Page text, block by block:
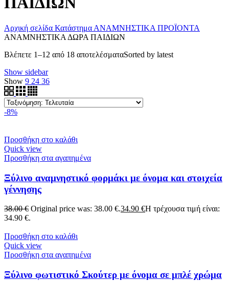
Αρχική σελίδα Κατάστημα ΑΝΑΜΝΗΣΤΙΚΑ ΠΡΟΪΟΝΤΑ
ΑΝΑΜΝΗΣΤΙΚΑ ΔΩΡΑ ΠΑΙΔΙΩΝ
Βλέπετε 1–12 από 18 αποτελέσματαSorted by latest
Show sidebar
Show 9 24 36
-8%
Προσθήκη στο καλάθι
Quick view
Προσθήκη στα αγαπημένα
Ξύλινο αναμνηστικό φορμάκι με όνομα και στοιχεία
γέννησης
38.00€ Original price was: 38.00 €.34.90 €Η τρέχουσα τιμή είναι:
34.90 €.
Προσθήκη στο καλάθι
Quick view
Προσθήκη στα αγαπημένα
Ξύλινο φωτιστικό Σκούτερ με όνομα σε μπλέ χρώμα